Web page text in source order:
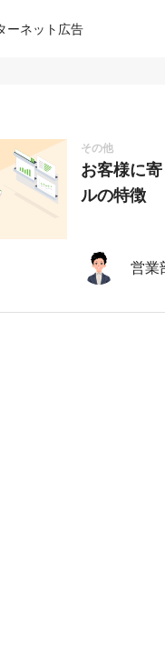
ーネット広告
その他
お客様に
ルの特徴
営業